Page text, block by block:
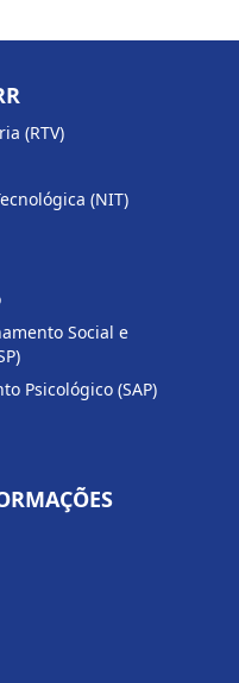
(RTV)
(NIT)
Social e
Psicológico (SAP)